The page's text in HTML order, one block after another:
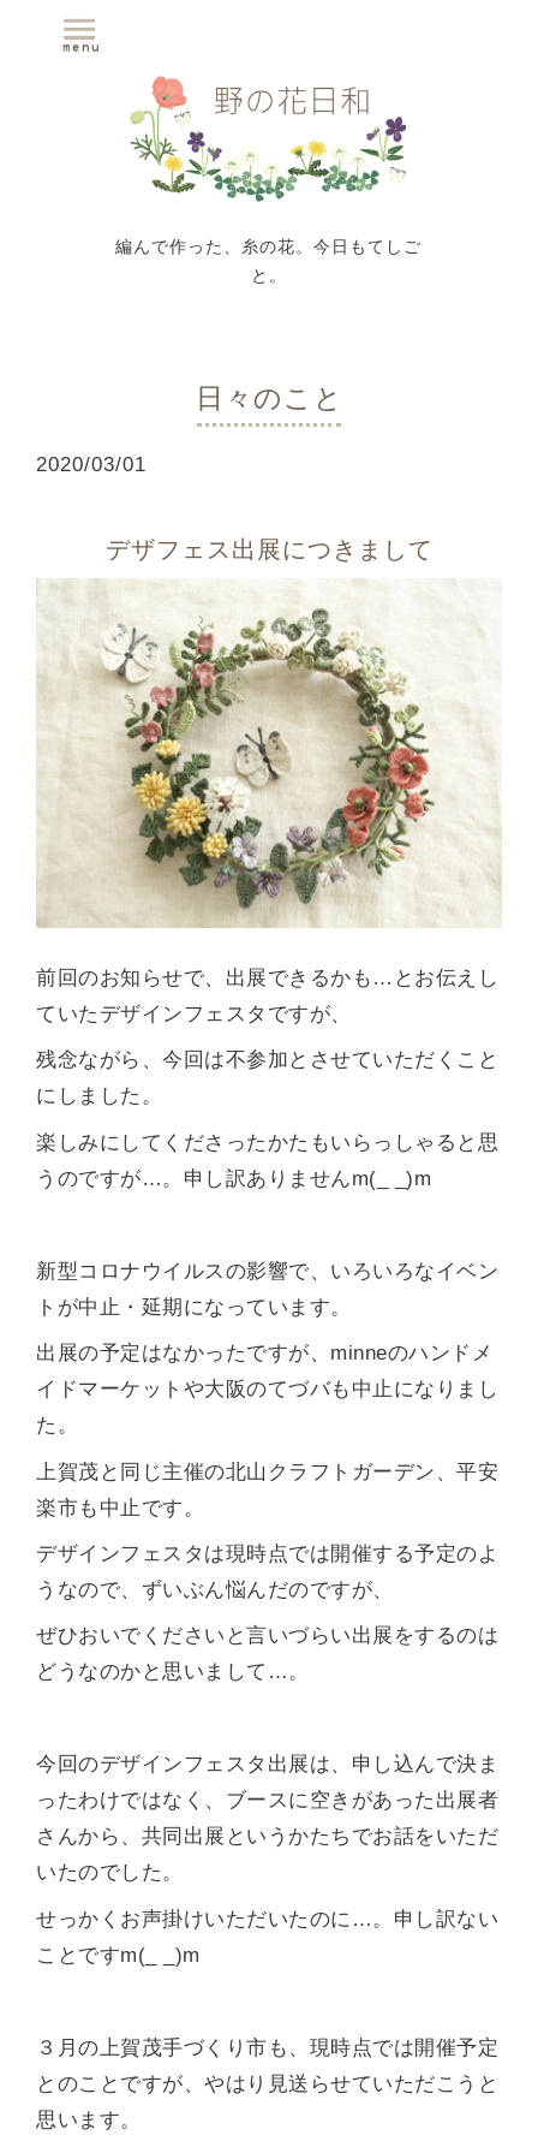
編んで作った、糸の花。今日もてしご
と。
日々のこと
2020/03/01
デザフェス出展につきまして
前回のお知らせで、出展できるかも…とお伝えし
ていたデザインフェスタですが、
残念ながら、今回は不参加とさせていただくこと
にしました。
楽しみにしてくださったかたもいらっしゃると思
うのですが…。申し訳ありませんm(_ _)m
新型コロナウイルスの影響で、いろいろなイベン
トが中止・延期になっています。
出展の予定はなかったですが、minneのハンドメ
イドマーケットや大阪のてづバも中止になりまし
た。
上賀茂と同じ主催の北山クラフトガーデン、平安
楽市も中止です。
デザインフェスタは現時点では開催する予定のよ
うなので、ずいぶん悩んだのですが、
ぜひおいでくださいと言いづらい出展をするのは
どうなのかと思いまして…。
今回のデザインフェスタ出展は、申し込んで決ま
ったわけではなく、ブースに空きがあった出展者
さんから、共同出展というかたちでお話をいただ
いたのでした。
せっかくお声掛けいただいたのに…。申し訳ない
ことですm(_ _)m
３月の上賀茂手づくり市も、現時点では開催予定
とのことですが、やはり見送らせていただこうと
思います。